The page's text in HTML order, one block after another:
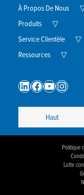
À Propos De Nous
Produits ▽Expand
Menu
Service Clientèle ▽
Ressources ▽Expand
LinkedIn
Facebook
YouTube
Haut
Politique
Lutte